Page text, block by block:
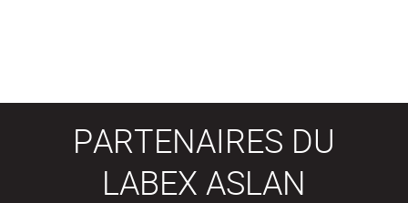
PARTENAIRES DU
LABEX ASLAN